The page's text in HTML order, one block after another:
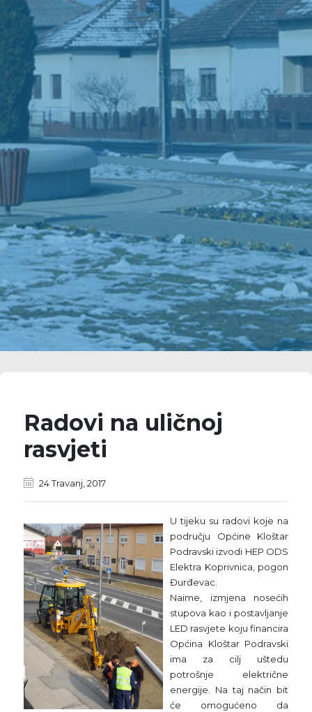
Radovi na uličnoj
rasvjeti
24 Travanj, 2017
U tijeku su radovi koje na
području Općine Kloštar
Podravski izvodi HEP ODS
Elektra Koprivnica, pogon
Đurđevac.
Naime, izmjena nosećih
stupova kao i postavljanje
LED rasvjete koju financira
Općina Kloštar Podravski
ima za cilj uštedu
potrošnje električne
energije. Na taj način bit
će omogućeno da